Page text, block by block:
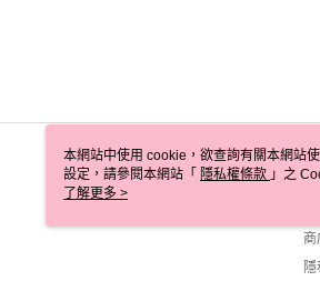
商
本網站中使用 cookie，欲查詢有關本網站
設定，請參閱本網站「 隱私權條款 」之
使用 cookie。
了解更多 >